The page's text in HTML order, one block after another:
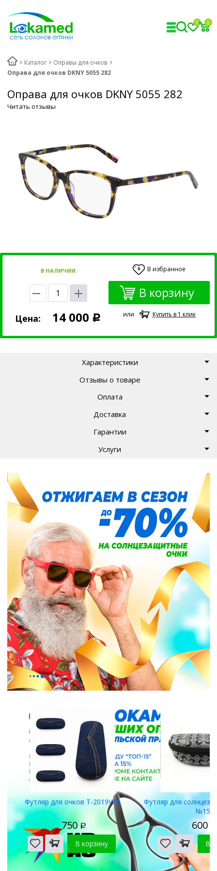
0 0
Каталог
Оправы для очков
Оправа для очков DKNY 5055 282
Оправа для очков DKNY 5055 282
Читать отзывы
В НАЛИЧИИ
Цена: 14 000 Р
0 В избранное
В корзину
или Купить в 1 клик
Характеристики
Отзывы о товаре
Оплата
Доставка
Гарантии
Услуги
Футляр для очков Т-2019V11
750 Р
В корзину
Футляр для
№15
600
В
Салфетки